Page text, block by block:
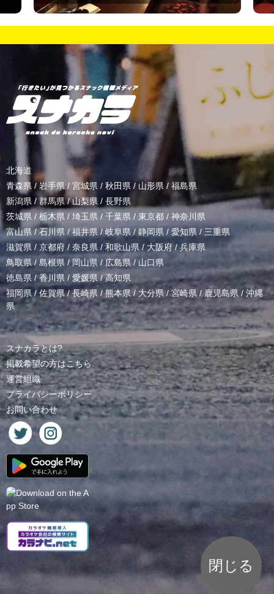
北海道
青森県 / 岩手県/ 宮城県 / 秋田県 / 山形県/ 福島県
新潟県 /群馬県/山梨県 / 長野県
茨城県 / 栃木県 / 埼玉県 / 千葉県 / 東京都 / 神奈川県
富山県 /石川県/福井県/岐阜県 / 静岡県 / 愛知県 / 三重県
滋賀県 / 京都府 / 奈良県 / 和歌山県/ 大阪府 /兵庫県
鳥取県/ 島根県 /岡山県/ 広島県 / 山口県
徳島県 /香川県 / 愛媛県/高知県
福岡県/佐賀県/長崎県 /熊本県/ 大分県/宮崎県 /鹿児島県 / 沖縄
県
スナカラとは?
掲載希望の方はこちら
運営組織
プライバシーポリシー
お問い合わせ
閉じる